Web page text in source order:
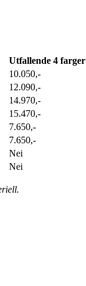
Utfallende 4 farger
10.050,-
12.090,-
14.970,-
15.470,-
7.650,-
7.650,-
Nei
Nei